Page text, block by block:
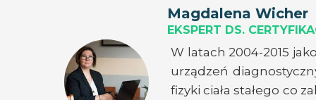
W latach 2004-2015
urządzeń
fizyki ciała stałego co
Magdalena Wicher
EKSPERT DS.